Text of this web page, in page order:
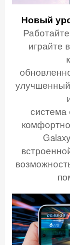
Новый
играйте
система